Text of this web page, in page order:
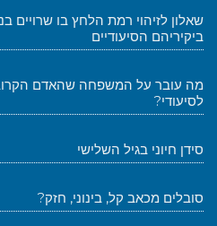
שאלון לזיהוי רמת הלחץ בו
ביקיריהם הסיעודיים
מה עובר על המשפחה שהאדם
לסיעודי?
סידן חיוני בגיל השלישי
סובלים מכאב קל, בינוני, חזק?